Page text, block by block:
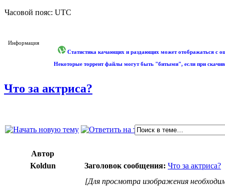
Часовой пояс: UTC
Информация
Статистика качающих и раздающих может отображаться с
Некоторые торрент файлы могут быть "битыми", если при
Что за актриса?
Автор
Koldun
Заголовок сообщения: Что за актриса?
[Для просмотра изображения